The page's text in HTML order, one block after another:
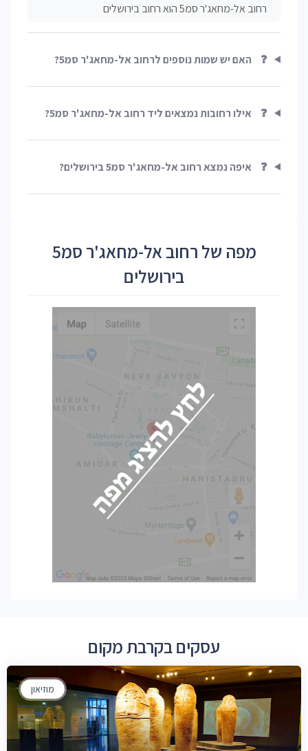
רחוב אל-מחאג'ר סמ5 הוא רחוב בירושלים
❓ האם יש שמות נוספים לרחוב אל-מחאג'ר סמ5?
❓ אילו רחובות נמצאים ליד רחוב אל-מחאג'ר סמ5?
❓ איפה נמצא רחוב אל-מחאג'ר סמ5 בירושלים?
מפה של רחוב אל-מחאג'ר סמ5
בירושלים
עסקים בקרבת מקום
מוזיאון